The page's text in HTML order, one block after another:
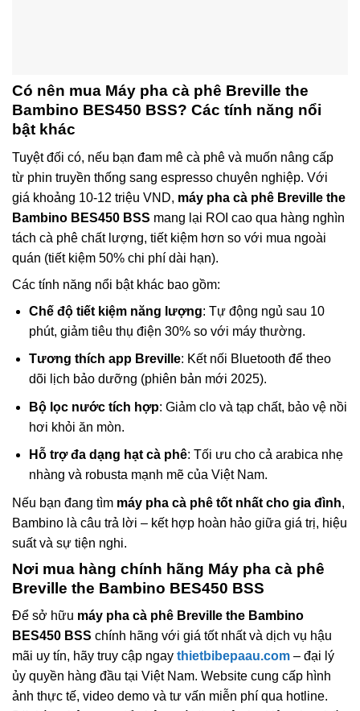
Có nên mua Máy pha cà phê Breville the
Bambino BES450 BSS? Các tính năng nổi
bật khác
Tuyệt đối có, nếu bạn đam mê cà phê và muốn nâng cấp
từ phin truyền thống sang espresso chuyên nghiệp. Với
giá khoảng 10-12 triệu VND, máy pha cà phê Breville the
Bambino BES450 BSS mang lại ROI cao qua hàng nghìn
tách cà phê chất lượng, tiết kiệm hơn so với mua ngoài
quán (tiết kiệm 50% chi phí dài hạn).
Các tính năng nổi bật khác bao gồm:
Chế độ tiết kiệm năng lượng: Tự động ngủ sau 10
phút, giảm tiêu thụ điện 30% so với máy thường.
Tương thích app Breville: Kết nối Bluetooth để theo
dõi lịch bảo dưỡng (phiên bản mới 2025).
Bộ lọc nước tích hợp: Giảm clo và tạp chất, bảo vệ nồi
hơi khỏi ăn mòn.
Hỗ trợ đa dạng hạt cà phê: Tối ưu cho cả arabica nhẹ
nhàng và robusta mạnh mẽ của Việt Nam.
Nếu bạn đang tìm máy pha cà phê tốt nhất cho gia đình,
Bambino là câu trả lời – kết hợp hoàn hảo giữa giá trị, hiệu
suất và sự tiện nghi.
Nơi mua hàng chính hãng Máy pha cà phê
Breville the Bambino BES450 BSS
Để sở hữu máy pha cà phê Breville the Bambino
BES450 BSS chính hãng với giá tốt nhất và dịch vụ hậu
mãi uy tín, hãy truy cập ngay thietbibepaau.com – đại lý
ủy quyền hàng đầu tại Việt Nam. Website cung cấp hình
ảnh thực tế, video demo và tư vấn miễn phí qua hotline.